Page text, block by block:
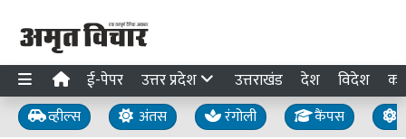
ई-पेपर उत्तर प्रदेश उत्तराखंड देश विदेश
व्हील्स अंतस रंगोली कैंपस